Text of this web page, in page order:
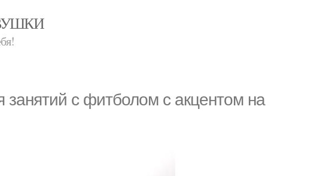
с фитболом с акцентом на